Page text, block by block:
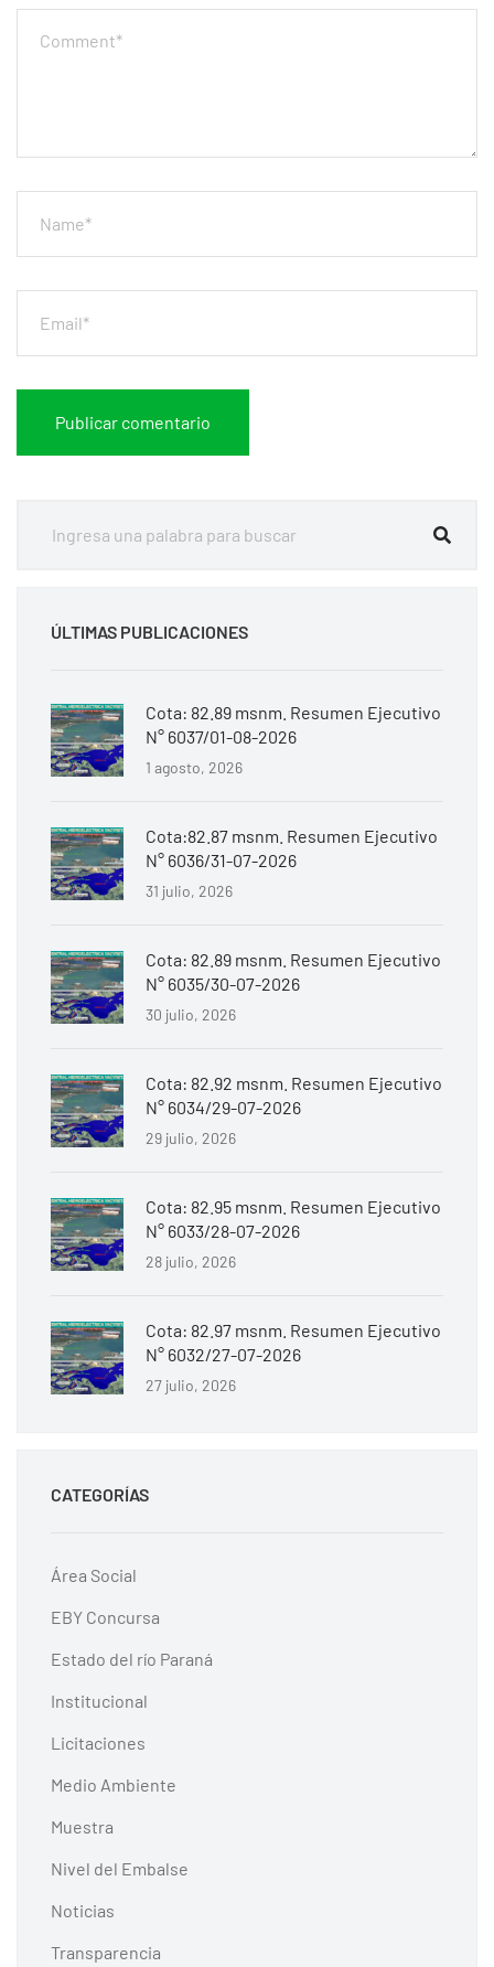
ÚLTIMAS PUBLICACIONES
Cota: 82.89 msnm. Resumen Ejecutivo
N° 6037/01-08-2026
1 agosto, 2026
Cota:82.87 msnm. Resumen Ejecutivo
N° 6036/31-07-2026
31 julio, 2026
Cota: 82.89 msnm. Resumen Ejecutivo
N° 6035/30-07-2026
30 julio, 2026
Cota: 82.92 msnm. Resumen Ejecutivo
N° 6034/29-07-2026
29 julio, 2026
Cota: 82.95 msnm. Resumen Ejecutivo
N° 6033/28-07-2026
28 julio, 2026
Cota: 82.97 msnm. Resumen Ejecutivo
N° 6032/27-07-2026
27 julio, 2026
CATEGORÍAS
Área Social
EBY Concursa
Estado del río Paraná
Institucional
Licitaciones
Medio Ambiente
Muestra
Nivel del Embalse
Noticias
Transparencia